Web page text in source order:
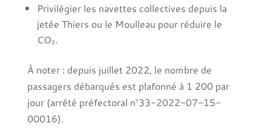
Privilégier les navettes collectives depuis la
jetée Thiers ou le Moulleau pour réduire le
CO₂.
À noter : depuis juillet 2022, le nombre de
passagers débarqués est plafonné à 1 200 par
jour (arrêté préfectoral n°33-2022-07-15-
00016).